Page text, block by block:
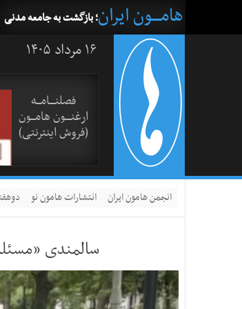
هامــــون ایران؛ بازگشت به جامعه مدنی
۱۶ مرداد ۱۴۰۵
فصلنــــامـــه
ارغنــــون هامـــون
(فروش اینترنتی)
انجمن هامون ایران انتشارات هامون نو
سالمندی